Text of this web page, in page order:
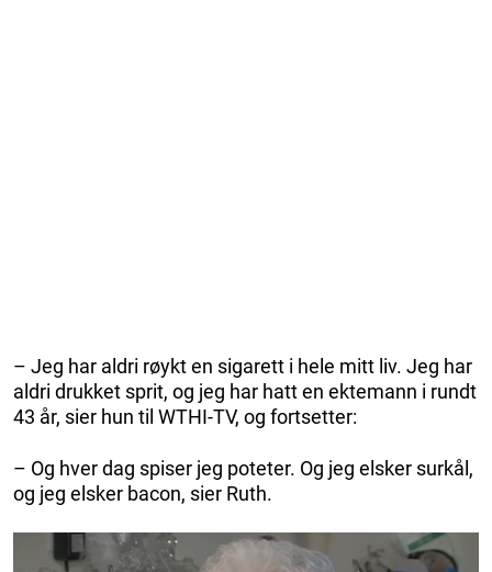
– Jeg har aldri røykt en sigarett i hele mitt liv. Jeg har
aldri drukket sprit, og jeg har hatt en ektemann i rundt
43 år, sier hun til WTHI-TV, og fortsetter:
– Og hver dag spiser jeg poteter. Og jeg elsker surkål,
og jeg elsker bacon, sier Ruth.